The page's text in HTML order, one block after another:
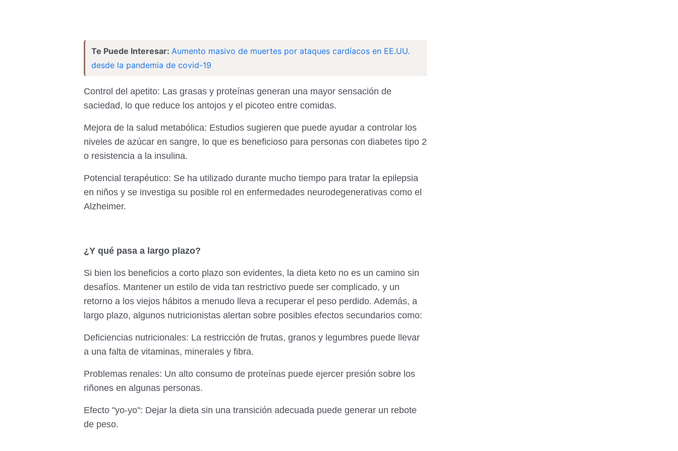
Te Puede Interesar: Aumento masivo de muertes por ataques cardíacos en EE.UU.
desde la pandemia de covid-19
Control del apetito: Las grasas y proteínas generan una mayor sensación de
saciedad, lo que reduce los antojos y el picoteo entre comidas.
Mejora de la salud metabólica: Estudios sugieren que puede ayudar a controlar los
niveles de azúcar en sangre, lo que es beneficioso para personas con diabetes tipo 2
o resistencia a la insulina.
Potencial terapéutico: Se ha utilizado durante mucho tiempo para tratar la epilepsia
en niños y se investiga su posible rol en enfermedades neurodegenerativas como el
Alzheimer.
¿Y qué pasa a largo plazo?
Si bien los beneficios a corto plazo son evidentes, la dieta keto no es un camino sin
desafíos. Mantener un estilo de vida tan restrictivo puede ser complicado, y un
retorno a los viejos hábitos a menudo lleva a recuperar el peso perdido. Además, a
largo plazo, algunos nutricionistas alertan sobre posibles efectos secundarios como:
Deficiencias nutricionales: La restricción de frutas, granos y legumbres puede llevar
a una falta de vitaminas, minerales y fibra.
Problemas renales: Un alto consumo de proteínas puede ejercer presión sobre los
riñones en algunas personas.
Efecto "yo-yo": Dejar la dieta sin una transición adecuada puede generar un rebote
de peso.